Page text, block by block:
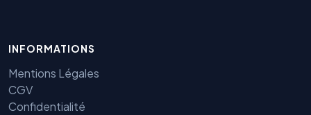
INFORMATIONS
Mentions Légales
CGV
Confidentialité